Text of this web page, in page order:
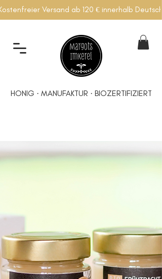
Versand ab 120 € innerhalb
HONIG · MANUFAKTUR · BIOZERTIFIZIERT